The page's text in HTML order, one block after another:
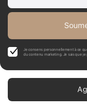
Je consens personnellement à ce
du contenu marketing. Je sais que